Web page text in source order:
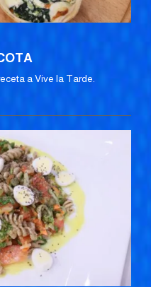
a Vive la Tarde.